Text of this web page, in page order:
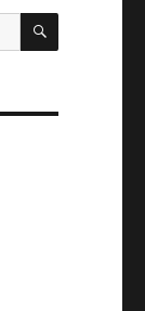
SUCHEN